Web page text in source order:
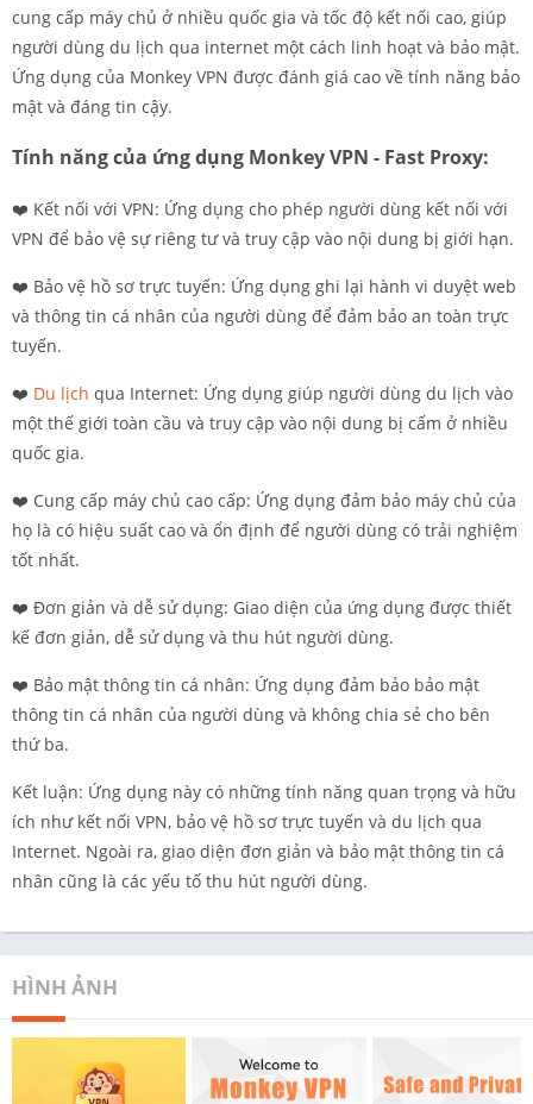
cung cấp máy chủ ở nhiều quốc gia và tốc độ kết nối cao, giúp
người dùng du lịch qua internet một cách linh hoạt và bảo mật.
Ứng dụng của Monkey VPN được đánh giá cao về tính năng bảo
mật và đáng tin cậy.
Tính năng của ứng dụng Monkey VPN - Fast Proxy:
❤️ Kết nối với VPN: Ứng dụng cho phép người dùng kết nối với
VPN để bảo vệ sự riêng tư và truy cập vào nội dung bị giới hạn.
❤️ Bảo vệ hồ sơ trực tuyến: Ứng dụng ghi lại hành vi duyệt web
và thông tin cá nhân của người dùng để đảm bảo an toàn trực
tuyến.
❤️ Du lịch qua Internet: Ứng dụng giúp người dùng du lịch vào
một thế giới toàn cầu và truy cập vào nội dung bị cấm ở nhiều
quốc gia.
❤️ Cung cấp máy chủ cao cấp: Ứng dụng đảm bảo máy chủ của
họ là có hiệu suất cao và ổn định để người dùng có trải nghiệm
tốt nhất.
❤️ Đơn giản và dễ sử dụng: Giao diện của ứng dụng được thiết
kế đơn giản, dễ sử dụng và thu hút người dùng.
❤️ Bảo mật thông tin cá nhân: Ứng dụng đảm bảo bảo mật
thông tin cá nhân của người dùng và không chia sẻ cho bên
thứ ba.
Kết luận: Ứng dụng này có những tính năng quan trọng và hữu
ích như kết nối VPN, bảo vệ hồ sơ trực tuyến và du lịch qua
Internet. Ngoài ra, giao diện đơn giản và bảo mật thông tin cá
nhân cũng là các yếu tố thu hút người dùng.
HÌNH ẢNH